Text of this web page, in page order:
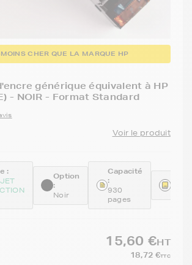
MOINS CHER QUE LA MARQUE HP
générique équivalent à HP
- NOIR - Format Standard
Voir le produit
:
Option
:
Noir
Capacité
:
930
pages
15,60 €HT
18,72 €TTC